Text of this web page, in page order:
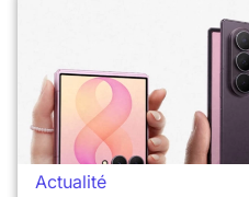
Actualité